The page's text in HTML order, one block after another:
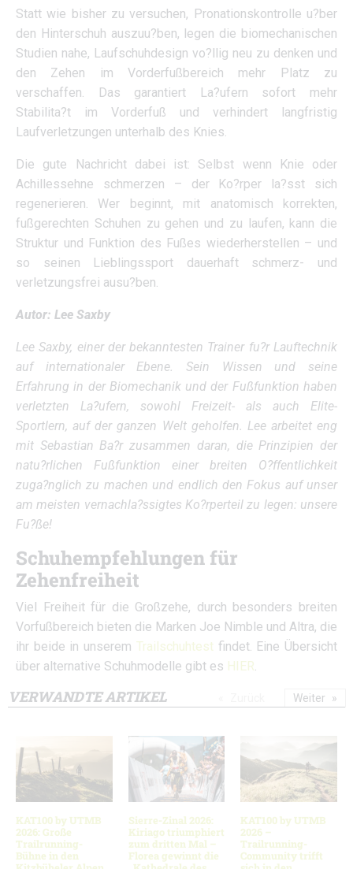
Statt wie bisher zu versuchen, Pronationskontrolle u?ber
den Hinterschuh auszuu?ben, legen die biomechanischen
Studien nahe, Laufschuhdesign vo?llig neu zu denken und
den Zehen im Vorderfußbereich mehr Platz zu
verschaffen. Das garantiert La?ufern sofort mehr
Stabilita?t im Vorderfuß und verhindert langfristig
Laufverletzungen unterhalb des Knies.
Die gute Nachricht dabei ist: Selbst wenn Knie oder
Achillessehne schmerzen – der Ko?rper la?sst sich
regenerieren. Wer beginnt, mit anatomisch korrekten,
fußgerechten Schuhen zu gehen und zu laufen, kann die
Struktur und Funktion des Fußes wiederherstellen – und
so seinen Lieblingssport dauerhaft schmerz- und
verletzungsfrei ausu?ben.
Autor: Lee Saxby
Lee Saxby, einer der bekanntesten Trainer fu?r Lauftechnik
auf internationaler Ebene. Sein Wissen und seine
Erfahrung in der Biomechanik und der Fußfunktion haben
verletzten La?ufern, sowohl Freizeit- als auch Elite-
Sportlern, auf der ganzen Welt geholfen. Lee arbeitet eng
mit Sebastian Ba?r zusammen daran, die Prinzipien der
natu?rlichen Fußfunktion einer breiten O?ffentlichkeit
zuga?nglich zu machen und endlich den Fokus auf unser
am meisten vernachla?ssigtes Ko?rperteil zu legen: unsere
Fu?ße!
Schuhempfehlungen für
Zehenfreiheit
Viel Freiheit für die Großzehe, durch besonders breiten
Vorfußbereich bieten die Marken Joe Nimble und Altra, die
ihr beide in unserem Trailschuhtestfindet. Eine Übersicht
über alternative Schuhmodelle gibt es HIER.
VERWANDTE ARTIKEL
KAT100 by UTMB
2026: Große
Trailrunning-
Bühne in den
Sierre-Zinal 2026:
Kiriago triumphiert
zum dritten Mal –
Florea gewinnt die
KAT100 by UTMB
2026 –
Trailrunning-
Community trifft
Weiter